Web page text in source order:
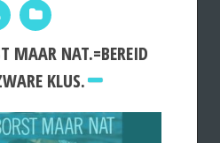
MAAR NAT.=BEREID
KLUS.